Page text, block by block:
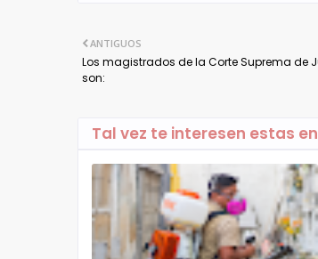
ANTIGUOS
Los magistrados de la Corte Suprema de
son:
Tal vez te interesen estas